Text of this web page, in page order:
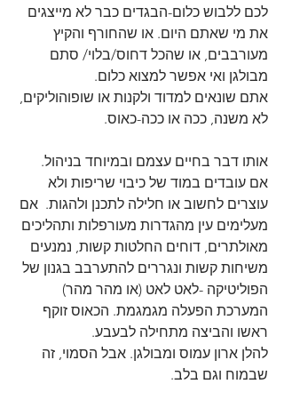
לכם ללבוש כלום-הבגדים כבר לא מייצגים
את מי שאתם היום. או שהחורף והקיץ
מעורבבים, או שהכל דחוס/בלוי/ סתם
מבולגן ואי אפשר למצוא כלום.
אתם שונאים למדוד ולקנות או שופוהוליקים,
לא משנה, ככה או ככה-כאוס.
אותו דבר בחיים עצמם ובמיוחד בניהול.
אם עובדים במוד של כיבוי שריפות ולא
עוצרים לחשוב או חלילה לתכנן ולהגות.  אם
מעלימים עין מהגדרות מעורפלות ותהליכים
מאולתרים, דוחים החלטות קשות, נמנעים
משיחות קשות ונגררים להתערבב בגנון של
הפוליטיקה -לאט לאט (או מהר מהר)
המערכת הפעלה מגמגמת. הכאוס זוקף
ראשו והביצה מתחילה לבעבע.
להלן ארון עמוס ומבולגן. אבל הסמוי, זה
שבמוח וגם בלב.